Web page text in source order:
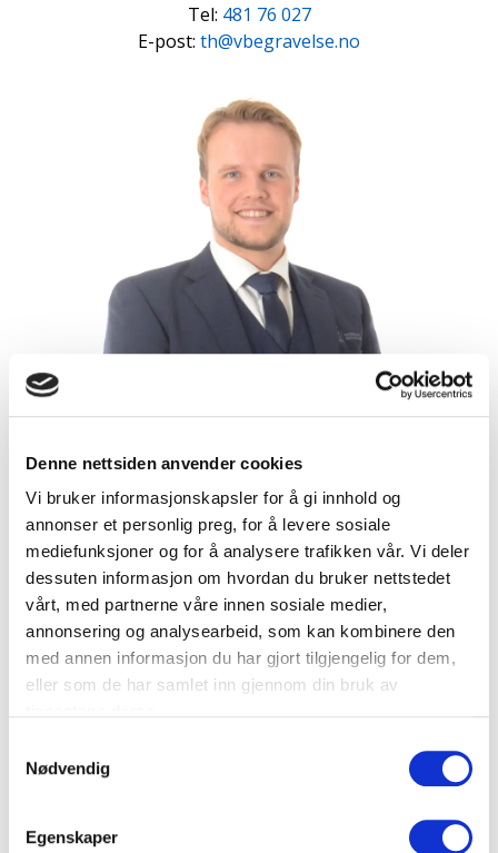
Denne nettsiden anvender cookies
Vi bruker informasjonskapsler for å gi innhold og
annonser et personlig preg, for å levere sosiale
mediefunksjoner og for å analysere trafikken vår. Vi deler
dessuten informasjon om hvordan du bruker nettstedet
vårt, med partnerne våre innen sosiale medier,
annonsering og analysearbeid, som kan kombinere den
med annen informasjon du har gjort tilgjengelig for dem,
eller som de har samlet inn gjennom din bruk av
Nødvendig
Egenskaper
Tel: 481 76 027
E-post: th@vbegravelse.no
Daglig leder og gravferdskonsulent
JOAKIM AAS
Tel: 477 60 179
E-post: joakim@vbegravelse.no